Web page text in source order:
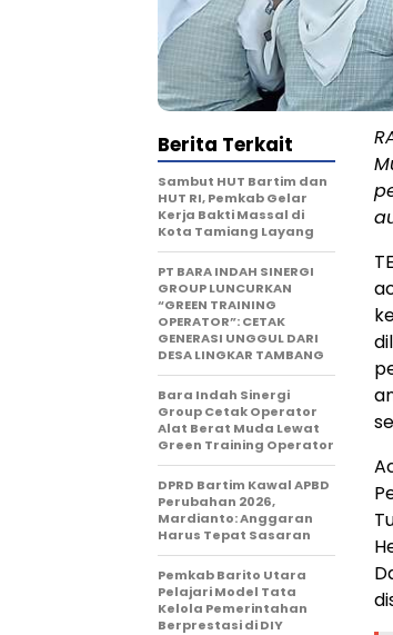
Berita Terkait
Sambut HUT Bartim dan
HUT RI, Pemkab Gelar
Kerja Bakti Massal di
Kota Tamiang Layang
PT BARA INDAH SINERGI
GROUP LUNCURKAN
“GREEN TRAINING
OPERATOR”: CETAK
GENERASI UNGGUL DARI
DESA LINGKAR TAMBANG
Bara Indah Sinergi
Group Cetak Operator
Alat Berat Muda Lewat
Green Training Operator
DPRD Bartim Kawal APBD
Perubahan 2026,
Mardianto: Anggaran
Harus Tepat Sasaran
Pemkab Barito Utara
Pelajari Model Tata
Kelola Pemerintahan
Berprestasi di DIY